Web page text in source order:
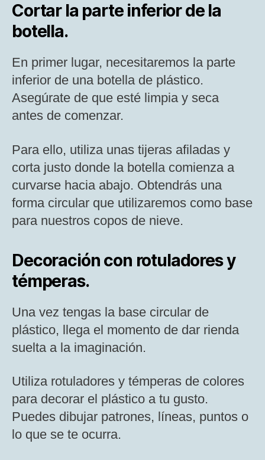
Cortar la parte inferior de la
botella.
En primer lugar, necesitaremos la parte
inferior de una botella de plástico.
Asegúrate de que esté limpia y seca
antes de comenzar.
Para ello, utiliza unas tijeras afiladas y
corta justo donde la botella comienza a
curvarse hacia abajo. Obtendrás una
forma circular que utilizaremos como base
para nuestros copos de nieve.
Decoración con rotuladores y
témperas.
Una vez tengas la base circular de
plástico, llega el momento de dar rienda
suelta a la imaginación.
Utiliza rotuladores y témperas de colores
para decorar el plástico a tu gusto.
Puedes dibujar patrones, líneas, puntos o
lo que se te ocurra.